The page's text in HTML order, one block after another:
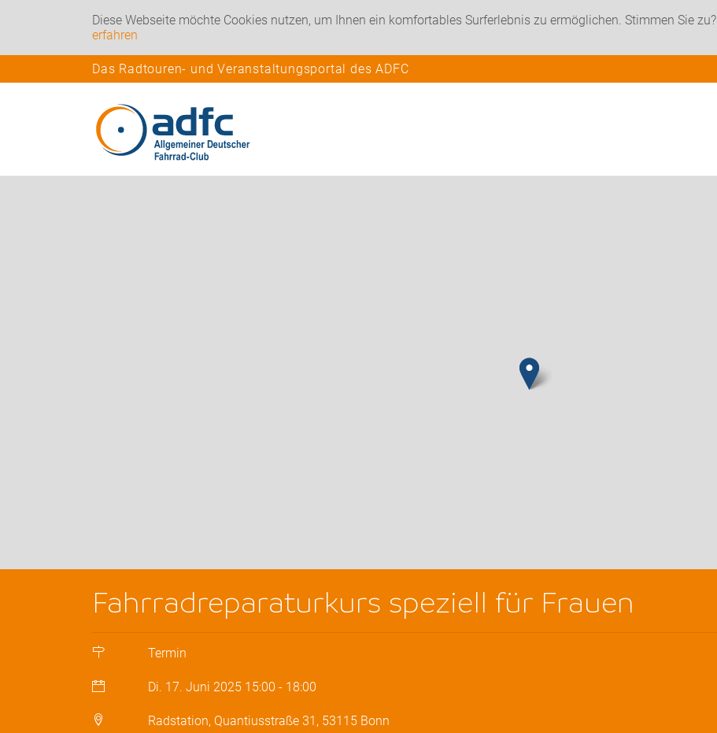
Diese Webseite möchte Cookies nutzen, um Ihnen ein komfortables Surferlebnis zu ermöglichen. Stimmen Sie zu?
erfahren
Das Radtouren- und Veranstaltungsportal des ADFC
Fahrradreparaturkurs speziell für Frauen
Termin
Di. 17. Juni 2025 15:00 - 18:00
Radstation, Quantiusstraße 31, 53115 Bonn